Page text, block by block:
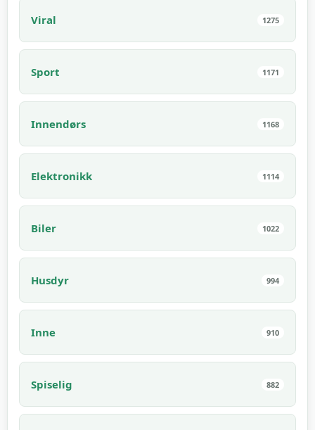
Viral 1275
Sport 1171
Innendørs 1168
Elektronikk 1114
Biler 1022
Husdyr 994
Inne 910
Spiselig 882